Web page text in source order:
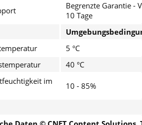
Begrenzte Garantie -
10 Tage
5 °C
40 °C
im
10 - 85%